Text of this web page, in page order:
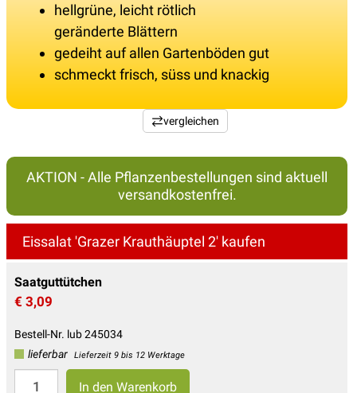
hellgrüne, leicht rötlich
geränderte Blättern
gedeiht auf allen Gartenböden gut
schmeckt frisch, süss und knackig
vergleichen
AKTION - Alle Pflanzenbestellungen sind aktuell
versandkostenfrei.
Eissalat 'Grazer Krauthäuptel 2' kaufen
Saatguttütchen
€ 3,09
Bestell-Nr. lub 245034
lieferbar
Lieferzeit 9 bis 12 Werktage